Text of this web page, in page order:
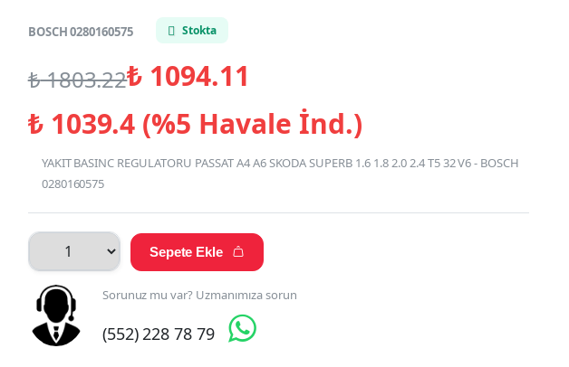
BOSCH 0280160575 Stokta
₺1803.22₺ 1094.11
₺1039.4 (%5 Havale İnd.)
YAKIT BASINC REGULATORU PASSAT A4 A6 SKODA SUPERB 1.6 1.8 2.0 2.4 T5 32 V6 - BOSCH
0280160575
Sepete Ekle 
Sorunuz mu var? Uzmanımıza sorun
(552) 228 78 79 